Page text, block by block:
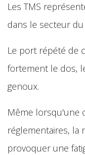
Les TMS
dans le secteur
Le port répété de
fortement le dos,
genoux.
Même lorsqu'une
réglementaires, la
provoquer une